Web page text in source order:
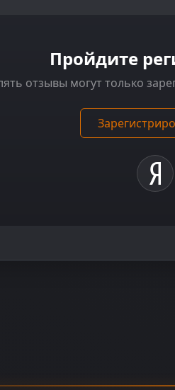
Пройдите
отзывы могут только